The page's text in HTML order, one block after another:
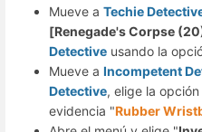
Mueve a Techie
[Renegade's Corpse
Detective usando la
Mueve a Incompetent
Detective, elige la opción
evidencia "Rubber